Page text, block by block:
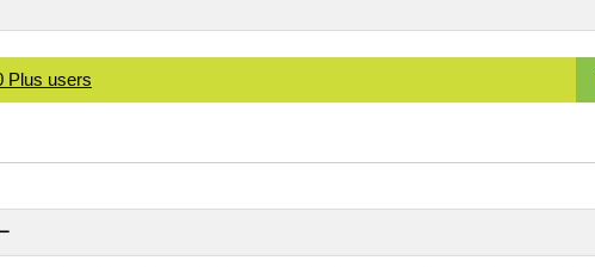
Plus users